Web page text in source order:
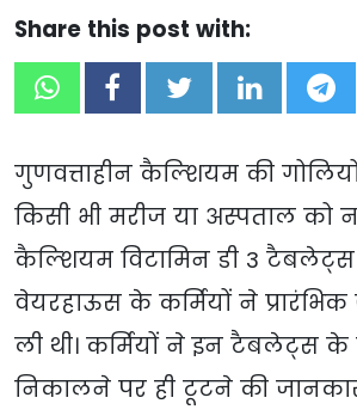
Share this post with:
गुणवत्ताहीन कैल्शियम की
किसी भी मरीज या अस्पताल को
कैल्शियम विटामिन डी 3 टैबलेट्स
वेयरहाऊस के कर्मियों ने
ली थी। कर्मियों ने इन टैबलेट्स के
निकालने पर ही टूटने की